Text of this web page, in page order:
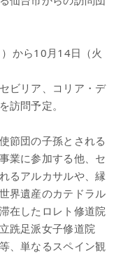
から10月14日（火
ビリア、コリア・デ
訪問予定。
節団の子孫とされる
業に参加する他、セ
るアルカサルや、縁
界遺産のカテドラル
在したロレト修道院
跣足派女子修道院
、単なるスペイン観